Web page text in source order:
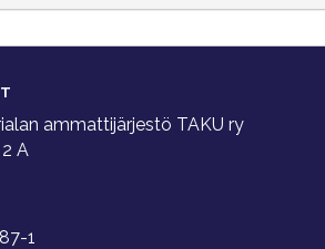
ammattijärjestö TAKU ry
A
1